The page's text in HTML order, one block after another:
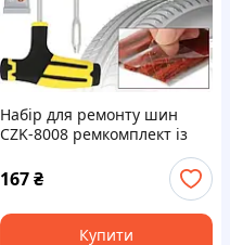
Набір для ремонту шин
CZK-8008 ремкомплект із
джгутами сирої гуми для
безкамерних коліс
167₴
Купити